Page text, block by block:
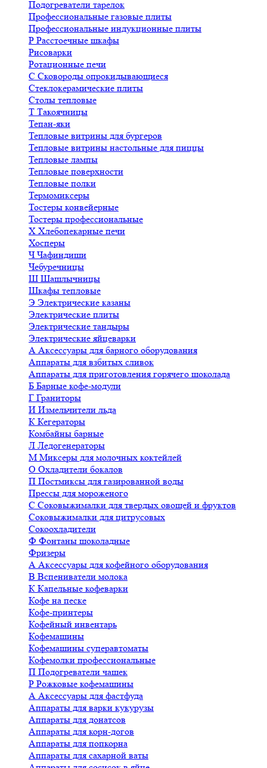
Подогреватели тарелок
Профессиональные газовые плиты
Профессиональные индукционные плиты
Р Расстоечные шкафы
Рисоварки
Ротационные печи
С Сковороды опрокидывающиеся
Стеклокерамические плиты
Столы тепловые
Т Такоячницы
Тепан-яки
Тепловые витрины для бургеров
Тепловые витрины настольные для пиццы
Тепловые лампы
Тепловые поверхности
Тепловые полки
Термомиксеры
Тостеры конвейерные
Тостеры профессиональные
Х Хлебопекарные печи
Хосперы
ЧЧафиндиши
Чебуречницы
Ш Шашлычницы
Шкафы тепловые
Э Электрические казаны
Электрические плиты
Электрические тандыры
Электрические яйцеварки
А Аксессуары для барного оборудования
Аппараты для взбитых сливок
Аппараты для приготовления горячего шоколада
Б Барные кофе-модули
Г Граниторы
И Измельчители льда
К Кегераторы
Комбайны барные
Л Ледогенераторы
М Миксеры для молочных коктейлей
О Охладители бокалов
П Постмиксы для газированной воды
Прессы для мороженого
С Соковыжималки для твердых овощей и фруктов
Соковыжималки для цитрусовых
Сокоохладители
Ф Фонтаны шоколадные
Фризеры
А Аксессуары для кофейного оборудования
В Вспениватели молока
К Капельные кофеварки
Кофе на песке
Кофе-принтеры
Кофейный инвентарь
Кофемашины
Кофемашины суперавтоматы
Кофемолки профессиональные
П Подогреватели чашек
Р Рожковые кофемашины
А Аксессуары для фастфуда
Аппараты для варки кукурузы
Аппараты для донатсов
Аппараты для корн-догов
Аппараты для попкорна
Аппараты для сахарной ваты